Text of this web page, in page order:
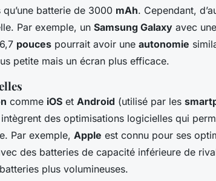
batterie de 3000 mAh. Cependant,
Par exemple, un Samsung Galaxy avec
pouces pourrait avoir une autonomie
petite mais un écran plus efficace.
comme iOS et Android (utilisé par les
des optimisations logicielles qui
Par exemple, Apple est connu pour ses
des batteries de capacité inférieure de
plus volumineuses.